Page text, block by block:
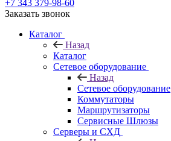
+7 343 379-98-60
Заказать звонок
Каталог
Назад
Каталог
Сетевое оборудование
Назад
Сетевое оборудование
Коммутаторы
Маршрутизаторы
Сервисные Шлюзы
Серверы и СХД